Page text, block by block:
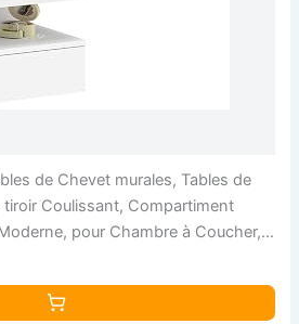
de Chevet murales, Tables de
Coulissant, Compartiment
pour Chambre à Coucher,